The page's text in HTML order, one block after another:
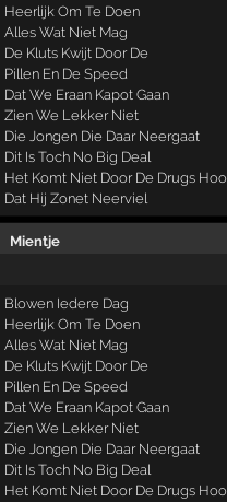
Heerlijk Om Te Doen
Alles Wat Niet Mag
De Kluts Kwijt Door De
Pillen En De Speed
Dat We Eraan Kapot Gaan
Zien We Lekker Niet
Die Jongen Die Daar Neergaat
Dit Is Toch No Big Deal
Het Komt Niet Door De Drugs
Dat Hij Zonet Neerviel
Mientje
Blowen Iedere Dag
Heerlijk Om Te Doen
Alles Wat Niet Mag
De Kluts Kwijt Door De
Pillen En De Speed
Dat We Eraan Kapot Gaan
Zien We Lekker Niet
Die Jongen Die Daar Neergaat
Dit Is Toch No Big Deal
Het Komt Niet Door De Drugs